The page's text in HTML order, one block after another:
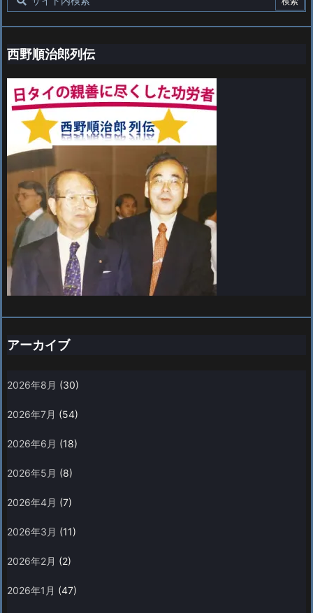
西野順治郎列伝
アーカイブ
2026年8月 (30)
2026年7月 (54)
2026年6月 (18)
2026年5月 (8)
2026年4月 (7)
2026年3月 (11)
2026年2月 (2)
2026年1月 (47)